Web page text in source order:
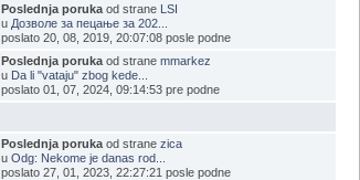
Poslednja poruka od strane LSI
u Дозволе за пецање за 202...
poslato 20, 08, 2019, 20:07:08 posle podne
Poslednja poruka od stranemmarkez
u Da li "vataju" zbog kede...
poslato 01, 07, 2024, 09:14:53 pre podne
Poslednja poruka od stranezica
uOdg: Nekome je danas rod...
poslato 27, 01, 2023, 22:27:21 posle podne